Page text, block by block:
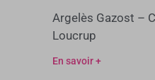
Argelès Gazost –
Loucrup
En savoir +